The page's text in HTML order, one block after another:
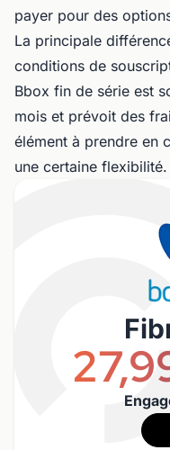
payer pour des
La principale
conditions de
Bbox fin de série est
mois et prévoit des
élément à prendre en
une certaine flexibilité.